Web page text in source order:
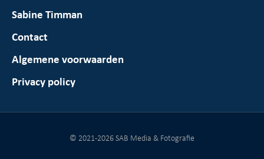
Sabine Timman
Contact
Algemene voorwaarden
Privacy policy
© 2021-2026 SAB Media & Fotografie